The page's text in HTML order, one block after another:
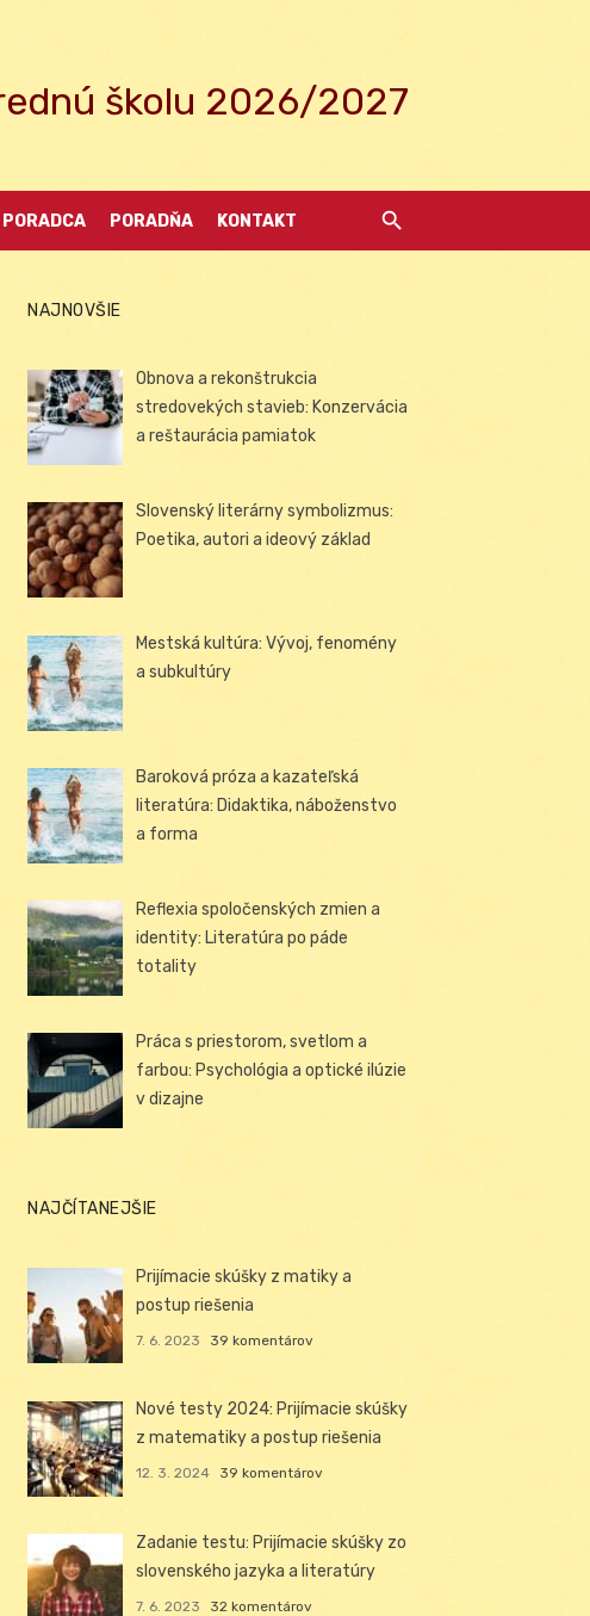
školu 2026/2027
PORADŇA KONTAKT
NAJNOVŠIE
Obnova a rekonštrukcia
stredovekých stavieb: Konzervácia
a reštaurácia pamiatok
Slovenský literárny symbolizmus:
Poetika, autori a ideový základ
Mestská kultúra: Vývoj, fenomény
a subkultúry
Baroková próza a kazateľská
literatúra: Didaktika, náboženstvo
a forma
Reflexia spoločenských zmien a
identity: Literatúra po páde
totality
Práca s priestorom, svetlom a
farbou: Psychológia a optické ilúzie
v dizajne
NAJČÍTANEJŠIE
Prijímacie skúšky z matiky a
postup riešenia
7. 6. 2023 39 komentárov
Nové testy 2024: Prijímacie skúšky
z matematiky a postup riešenia
12. 3. 2024 39 komentárov
Zadanie testu: Prijímacie skúšky zo
slovenského jazyka a literatúry
7. 6. 2023 32 komentárov